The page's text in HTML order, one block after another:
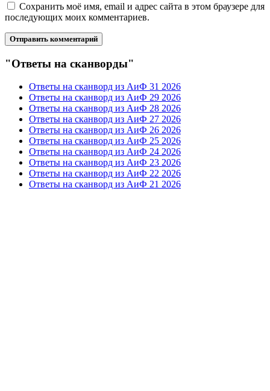
Сохранить моё имя, email и адрес сайта в этом браузере для
последующих моих комментариев.
"Ответы на сканворды"
Ответы на сканворд из АиФ 31 2026
Ответы на сканворд из АиФ 29 2026
Ответы на сканворд из АиФ 28 2026
Ответы на сканворд из АиФ 27 2026
Ответы на сканворд из АиФ 26 2026
Ответы на сканворд из АиФ 25 2026
Ответы на сканворд из АиФ 24 2026
Ответы на сканворд из АиФ 23 2026
Ответы на сканворд из АиФ 22 2026
Ответы на сканворд из АиФ 21 2026